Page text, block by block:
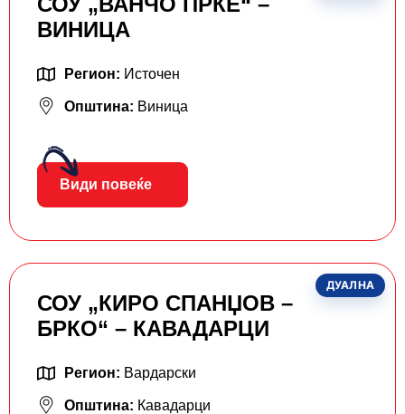
ВИНИЦА
Регион: Источен
Општина: Виница
Види повеќе
ДУАЛНА
СОУ „КИРО СПАНЏОВ –
БРКО“ – КАВАДАРЦИ
Регион: Вардарски
Општина: Кавадарци